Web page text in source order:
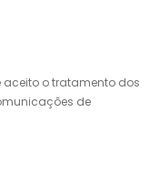
aceito o tratamento dos
de